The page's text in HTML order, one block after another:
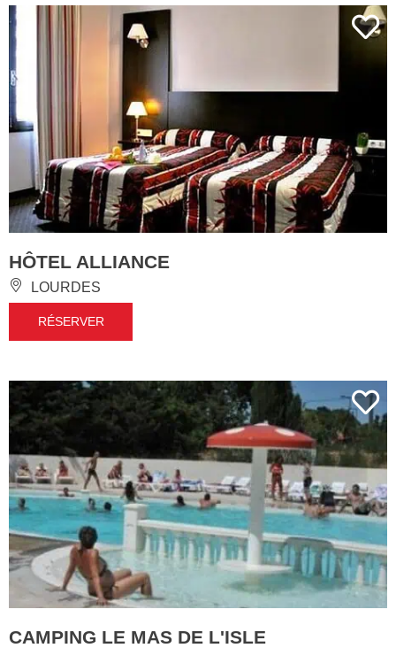
HÔTEL ALLIANCE
LOURDES
RÉSERVER
CAMPING LE MAS DE L'ISLE